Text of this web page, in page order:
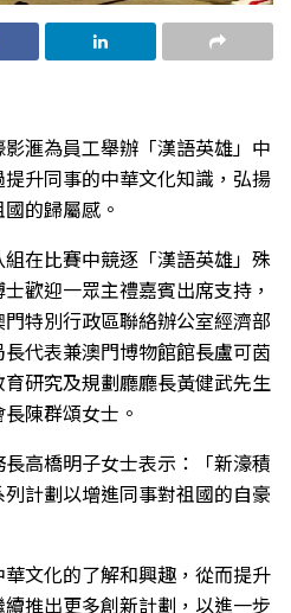
滙為員工舉辦「漢語英雄」中
升同事的中華文化知識，弘揚
的歸屬感。
在比賽中競逐「漢語英雄」殊
歡迎一眾主禮嘉賓出席支持，
特別行政區聯絡辦公室經濟部
代表兼澳門博物館館長盧可茵
研究及規劃廳廳長黃健武先生
陳群頌女士。
高橋明子女士表示：「新濠積
計劃以增進同事對祖國的自豪
華文化的了解和興趣，從而提升
推出更多創新計劃，以進一步